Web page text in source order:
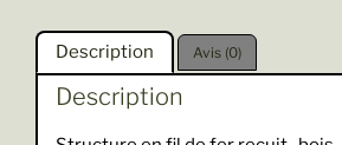
Description Avis (0)
Description